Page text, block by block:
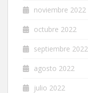
noviembre 2022
octubre 2022
septiembre 2022
agosto 2022
julio 2022